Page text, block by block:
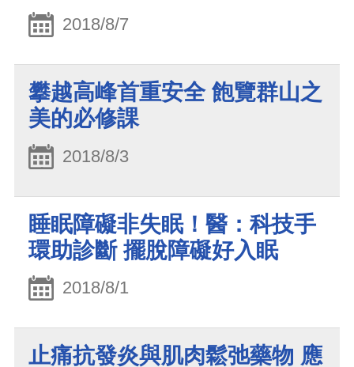
2018/8/7
攀越高峰首重安全 飽覽群山之
美的必修課
2018/8/3
睡眠障礙非失眠！醫：科技手
環助診斷 擺脫障礙好入眠
2018/8/1
止痛抗發炎與肌肉鬆弛藥物 應